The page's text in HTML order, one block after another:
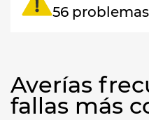
56 problemas
Averías
fallas más